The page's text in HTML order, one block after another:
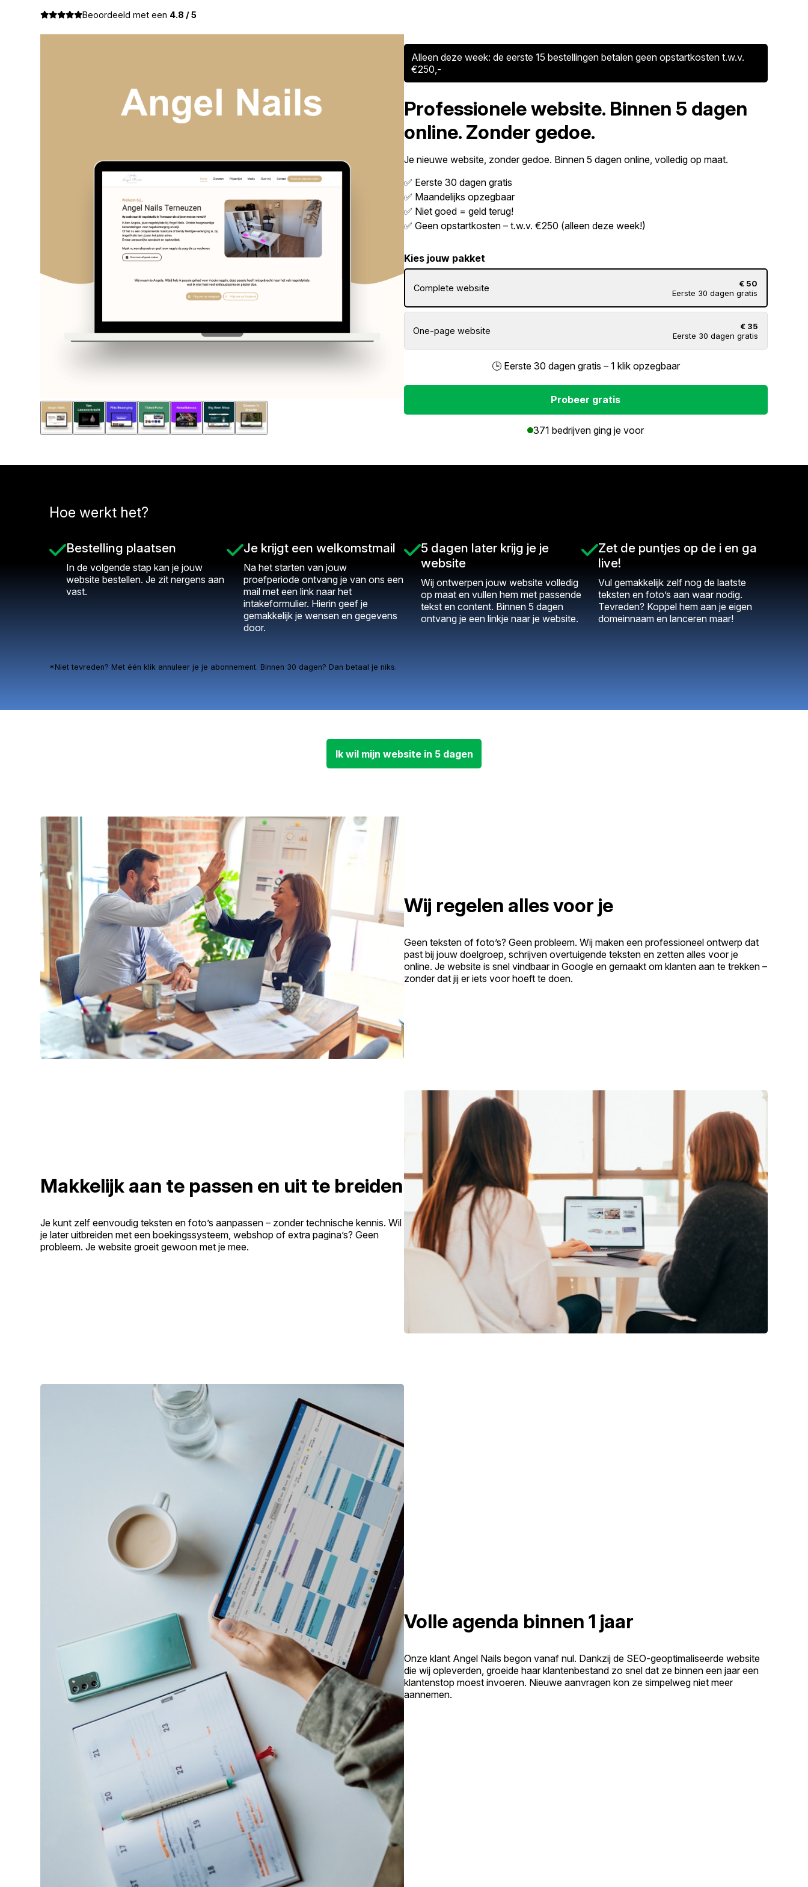
Beoordeeld met een 4.8 / 5
Alleen deze week: de eerste 15 bestellingen betalen geen opstartkosten t.w.v.
€250,-
Professionele website. Binnen 5 dagen
online. Zonder gedoe.
Je nieuwe website, zonder gedoe. Binnen 5 dagen online, volledig op maat.
✅ Eerste 30 dagen gratis
✅ Maandelijks opzegbaar
✅ Niet goed = geld terug!
✅ Geen opstartkosten – t.w.v. €250 (alleen deze week!)
Kies jouw pakket
Complete website
€ 50
Eerste 30 dagen gratis
One-page website
€ 35
Eerste 30 dagen gratis
🕒 Eerste 30 dagen gratis – 1 klik opzegbaar
Probeer gratis
371 bedrijven ging je voor
Hoe werkt het?
Bestelling plaatsen
In de volgende stap kan je jouw
website bestellen. Je zit nergens aan
vast.
Je krijgt een welkomstmail
Na het starten van jouw
proefperiode ontvang je van ons een
mail met een link naar het
intakeformulier. Hierin geef je
gemakkelijk je wensen en gegevens
door.
5 dagen later krijg je je
website
Wij ontwerpen jouw website volledig
op maat en vullen hem met passende
tekst en content. Binnen 5 dagen
ontvang je een linkje naar je website.
Zet de puntjes op de i en ga
live!
Vul gemakkelijk zelf nog de laatste
teksten en foto’s aan waar nodig.
Tevreden? Koppel hem aan je eigen
domeinnaam en lanceren maar!
*Niet tevreden? Met één klik annuleer je je abonnement. Binnen 30 dagen? Dan betaal je niks.
Ik wil mijn website in 5 dagen
Wij regelen alles voor je
Geen teksten of foto’s? Geen probleem. Wij maken een professioneel ontwerp dat
past bij jouw doelgroep, schrijven overtuigende teksten en zetten alles voor je
online. Je website is snel vindbaar in Google en gemaakt om klanten aan te trekken –
zonder dat jij er iets voor hoeft te doen.
Makkelijk aan te passen en uit te breiden
Je kunt zelf eenvoudig teksten en foto’s aanpassen – zonder technische kennis. Wil
je later uitbreiden met een boekingssysteem, webshop of extra pagina’s? Geen
probleem. Je website groeit gewoon met je mee.
Volle agenda binnen 1 jaar
Onze klant Angel Nails begon vanaf nul. Dankzij de SEO-geoptimaliseerde website
die wij opleverden, groeide haar klantenbestand zo snel dat ze binnen een jaar een
klantenstop moest invoeren. Nieuwe aanvragen kon ze simpelweg niet meer
aannemen.